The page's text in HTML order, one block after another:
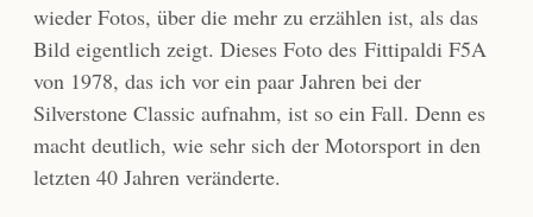
wieder Fotos, über die mehr zu erzählen ist, als das
Bild eigentlich zeigt. Dieses Foto des Fittipaldi F5A
von 1978, das ich vor ein paar Jahren bei der
Silverstone Classic aufnahm, ist so ein Fall. Denn es
macht deutlich, wie sehr sich der Motorsport in den
letzten 40 Jahren veränderte.